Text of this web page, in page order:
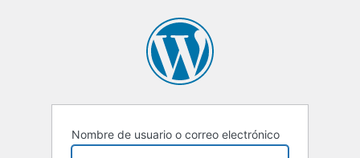
Nombre de usuario o correo electrónico